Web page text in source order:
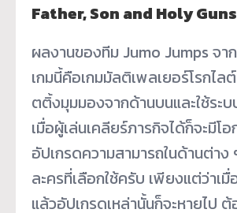
Father, Son and Holy Guns
ผลงานของทีม Jumo Jumps จา
เกมนี้คือเกมมัลติเพลเยอร์โรกไล
ตติ้งมุมมองจากด้านบนและใช้ระบ
เมื่อผู้เล่นเคลียร์ภารกิจได้ก็จะมีโอ
อัปเกรดความสามารถในด้านต่า
ละครที่เลือกใช้ครับ เพียงแต่ว่าเ
แล้วอัปเกรดเหล่านั้นก็จะหายไป ต้